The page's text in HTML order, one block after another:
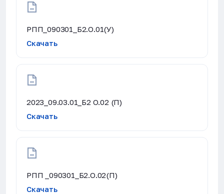
РПП_090301_Б2.О.01(У)
Скачать
2023_09.03.01_Б2 О.02 (П)
Скачать
РПП _090301_Б2.О.02(П)
Скачать